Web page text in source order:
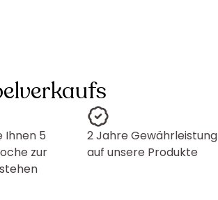
Ihnen 5
zur
2 Jahre Gewährleistung
auf unsere Produkte